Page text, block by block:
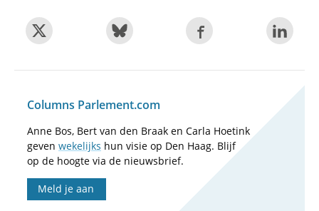
Columns Parlement.com
Anne Bos, Bert van den Braak en Carla Hoetink
geven wekelijks hun visie op Den Haag. Blijf
op de hoogte via de nieuwsbrief.
Meld je aan